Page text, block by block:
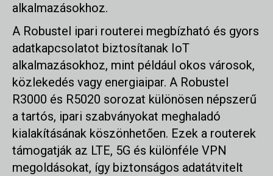
alkalmazásokhoz.
A Robustel ipari routerei megbízható és gyors
adatkapcsolatot biztosítanak IoT
alkalmazásokhoz, mint például okos városok,
közlekedés vagy energiaipar. A Robustel
R3000 és R5020 sorozat különösen népszerű
a tartós, ipari szabványokat meghaladó
kialakításának köszönhetően. Ezek a routerek
támogatják az LTE, 5G és különféle VPN
megoldásokat, így biztonságos adatátvitelt